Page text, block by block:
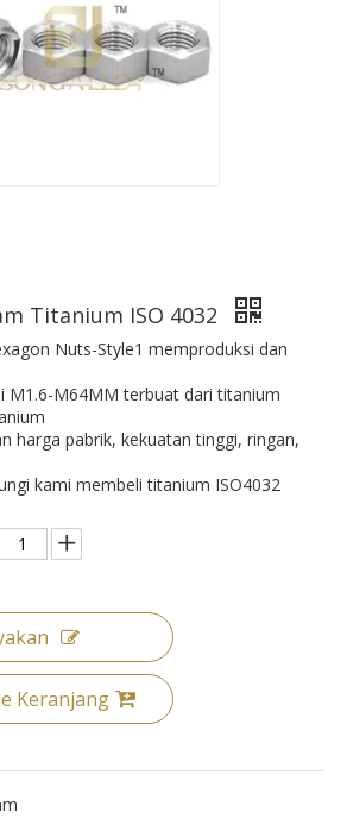
Titanium ISO 4032
Nuts-Style1 memproduksi dan
M1.6-M64MM terbuat dari titanium
harga pabrik, kekuatan tinggi, ringan,
kami membeli titanium ISO4032
Keranjang